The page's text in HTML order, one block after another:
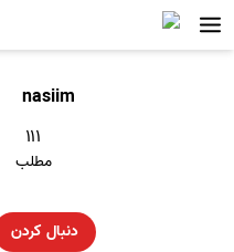
nasiim
۱۱۱
مطلب
دنبال کردن